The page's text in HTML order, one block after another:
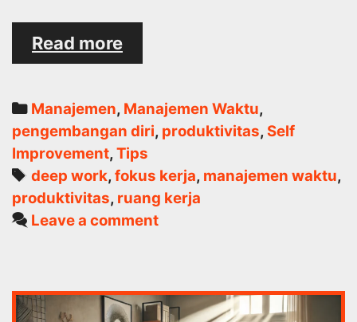
Read moreMembuat
Ruang
yang
Mendukung
“Deep
Work”
Categories
Manajemen, Manajemen Waktu,
pengembangan diri, produktivitas, Self
Improvement,Tips
Tags
deep work,fokus kerja, manajemen waktu,
produktivitas, ruang kerja
Leave a comment